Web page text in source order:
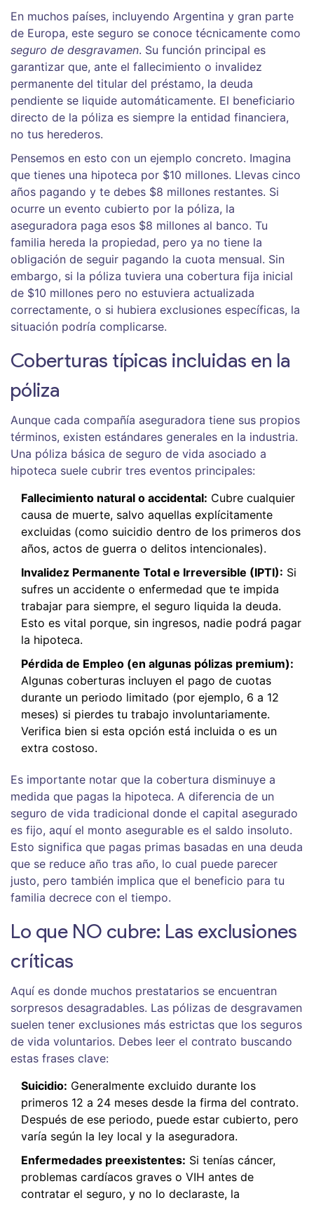
En muchos países, incluyendo Argentina y gran parte
de Europa, este seguro se conoce técnicamente como
seguro de desgravamen. Su función principal es
garantizar que, ante el fallecimiento o invalidez
permanente del titular del préstamo, la deuda
pendiente se liquide automáticamente. El beneficiario
directo de la póliza es siempre la entidad financiera,
no tus herederos.
Pensemos en esto con un ejemplo concreto. Imagina
que tienes una hipoteca por $10 millones. Llevas cinco
años pagando y te debes $8 millones restantes. Si
ocurre un evento cubierto por la póliza, la
aseguradora paga esos $8 millones al banco. Tu
familia hereda la propiedad, pero ya no tiene la
obligación de seguir pagando la cuota mensual. Sin
embargo, si la póliza tuviera una cobertura fija inicial
de $10 millones pero no estuviera actualizada
correctamente, o si hubiera exclusiones específicas, la
situación podría complicarse.
Coberturas típicas incluidas en la
póliza
Aunque cada compañía aseguradora tiene sus propios
términos, existen estándares generales en la industria.
Una póliza básica de seguro de vida asociado a
hipoteca suele cubrir tres eventos principales:
Fallecimiento natural o accidental: Cubre cualquier
causa de muerte, salvo aquellas explícitamente
excluidas (como suicidio dentro de los primeros dos
años, actos de guerra o delitos intencionales).
Invalidez Permanente Total e Irreversible (IPTI): Si
sufres un accidente o enfermedad que te impida
trabajar para siempre, el seguro liquida la deuda.
Esto es vital porque, sin ingresos, nadie podrá pagar
la hipoteca.
Pérdida de Empleo (en algunas pólizas premium):
Algunas coberturas incluyen el pago de cuotas
durante un periodo limitado (por ejemplo, 6 a 12
meses) si pierdes tu trabajo involuntariamente.
Verifica bien si esta opción está incluida o es un
extra costoso.
Es importante notar que la cobertura disminuye a
medida que pagas la hipoteca. A diferencia de un
seguro de vida tradicional donde el capital asegurado
es fijo, aquí el monto asegurable es el saldo insoluto.
Esto significa que pagas primas basadas en una deuda
que se reduce año tras año, lo cual puede parecer
justo, pero también implica que el beneficio para tu
familia decrece con el tiempo.
Lo que NO cubre: Las exclusiones
críticas
Aquí es donde muchos prestatarios se encuentran
sorpresos desagradables. Las pólizas de desgravamen
suelen tener exclusiones más estrictas que los seguros
de vida voluntarios. Debes leer el contrato buscando
estas frases clave:
Suicidio: Generalmente excluido durante los
primeros 12 a 24 meses desde la firma del contrato.
Después de ese periodo, puede estar cubierto, pero
varía según la ley local y la aseguradora.
Enfermedades preexistentes: Si tenías cáncer,
problemas cardíacos graves o VIH antes de
contratar el seguro, y no lo declaraste, la